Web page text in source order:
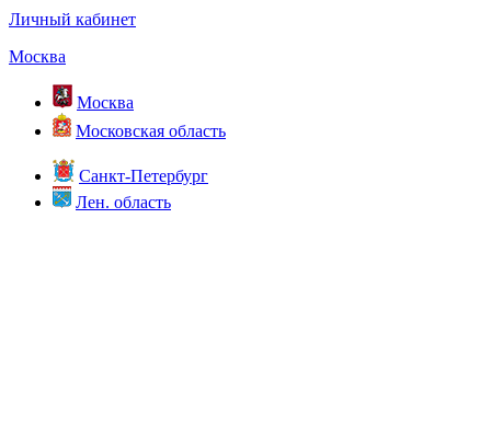
Личный кабинет
Москва
Москва
Московская область
Санкт-Петербург
Лен. область